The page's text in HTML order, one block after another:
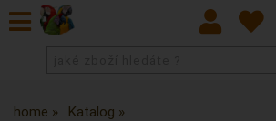
home
Katalog